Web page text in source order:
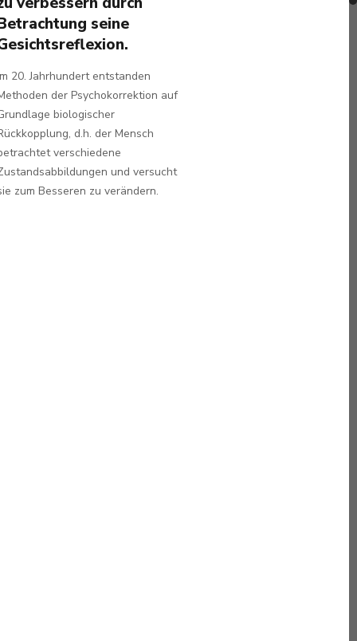
seine
20. Jahrhundert entstanden
der Psychokorrektion auf
biologischer
d.h. der Mensch
verschiedene
und versucht
zum Besseren zu verändern.